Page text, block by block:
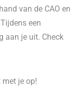
van de CAO en
een
aan je uit. Check
je op!